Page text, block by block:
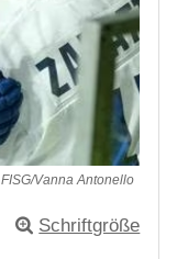
FISG/Vanna Antonello
Schriftgröße